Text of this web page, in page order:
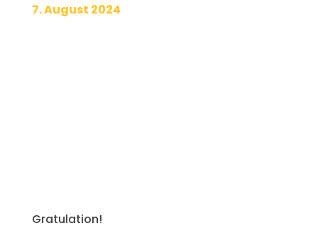
7. August 2024
Gratulation!